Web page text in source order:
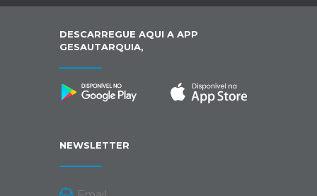
DESCARREGUE AQUI A APP
GESAUTARQUIA,
NEWSLETTER